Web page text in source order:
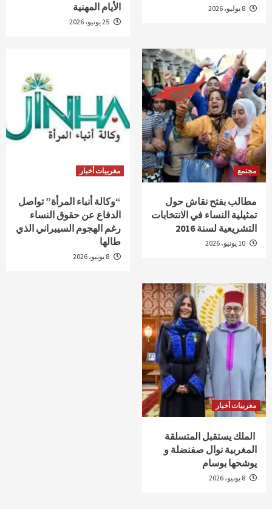
الأيام المهنية
مجتمع
مطالب بفتح نقاش حول
تمثيلية النساء في الانتخابات
التشريعية لسنة 2016
مغربيات أخبار
“وكالة أنباء المرأة” تواصل
الدفاع عن حقوق النساء
رغم الهجوم السيبراني الذي
طالها
مغربيات أخبار
الملك يستقبل المتسلقة
المغربية نوال صفنضلة و
يوشحها بوسام